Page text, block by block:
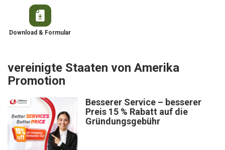
Download & Formular
vereinigte Staaten von Amerika
Promotion
Besserer Service – besserer
Preis 15 % Rabatt auf die
Gründungsgebühr